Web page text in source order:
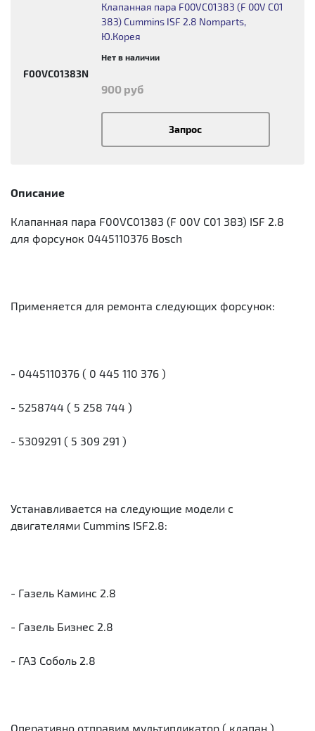
F00VC01383N
Клапанная пара F00VC01383 (F 00V C01
383) Cummins ISF 2.8 Nomparts,
Ю.Корея
Нет в наличии
900 руб
Запрос
Описание
Клапанная пара F00VC01383 (F 00V C01 383) ISF 2.8
для форсунок 0445110376 Bosch
Применяется для ремонта следующих форсунок:
- 0445110376 ( 0 445 110 376 )
- 5258744 ( 5 258 744 )
- 5309291 ( 5 309 291 )
Устанавливается на следующие модели с
двигателями Cummins ISF2.8:
- Гaзель Каминс 2.8
- Гaзель Бизнес 2.8
- ГАЗ Соболь 2.8
Оперативно отправим мультипликатор ( клапан )